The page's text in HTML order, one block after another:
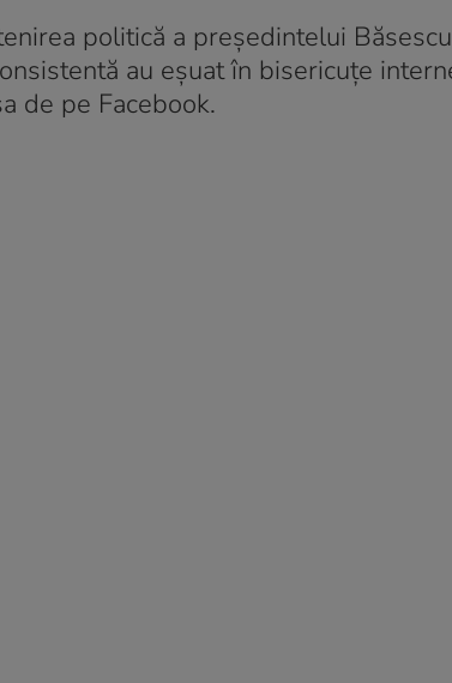
politică a preşedintelui
au eşuat în bisericuţe
de pe Facebook.